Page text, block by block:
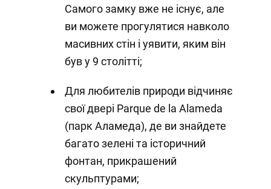
Самого замку вже не існує, але
ви можете прогулятися навколо
масивних стін і уявити, яким він
був у 9 столітті;
Для любителів природи відчиняє
свої двері Parque de la Alameda
(парк Аламеда), де ви знайдете
багато зелені та історичний
фонтан, прикрашений
скульптурами;